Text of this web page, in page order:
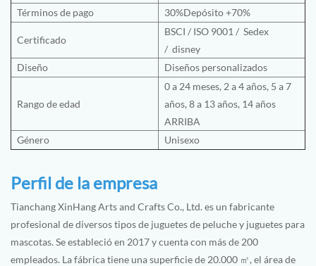
Términos de pago
30%Depósito +70%
Certificado
BSCI / ISO 9001 / Sedex
/ disney
Diseño
Diseños personalizados
Rango de edad
0 a 24 meses, 2 a 4 años, 5 a 7
años, 8 a 13 años, 14 años
ARRIBA
Género
Unisexo
Perfil de la empresa
Tianchang XinHang Arts and Crafts Co., Ltd. es un fabricante
profesional de diversos tipos de juguetes de peluche y juguetes para
mascotas. Se estableció en 2017 y cuenta con más de 200
empleados. La fábrica tiene una superficie de 20.000 ㎡, el área de